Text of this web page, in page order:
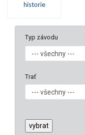
historie
Typ závodu
Trať